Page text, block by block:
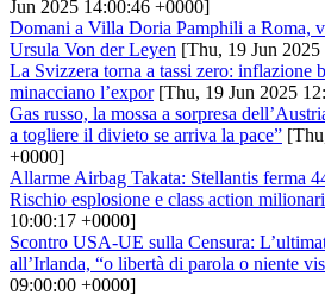
Jun 2025 14:00:46 +0000]
Domani a Villa Doria Pamphili a Roma,
Ursula Von der Leyen [Thu, 19 Jun
La Svizzera torna a tassi zero: inflazione
minacciano l’expor[Thu, 19 Jun 2025
Gas russo, la mossa a sorpresa
a togliere il divieto se arriva la pace”
+0000]
Allarme Airbag Takata: Stellantis ferma
Rischio esplosione e class action
10:00:17 +0000]
Scontro USA-UE sulla Censura:
all’Irlanda, “o libertà di parola o niente
09:00:00 +0000]